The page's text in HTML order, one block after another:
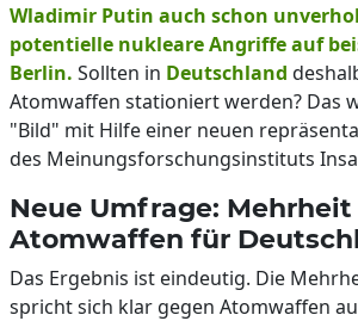
Wladimir Putin auch schon
potentielle nukleare Angriffe auf
Berlin. Sollten in Deutschland
Atomwaffen stationiert werden? Das
"Bild" mit Hilfe einer neuen
des Meinungsforschungsinstituts
Neue Umfrage: Mehrheit
Atomwaffen für
Das Ergebnis ist eindeutig. Die
spricht sich klar gegen Atomwaffen